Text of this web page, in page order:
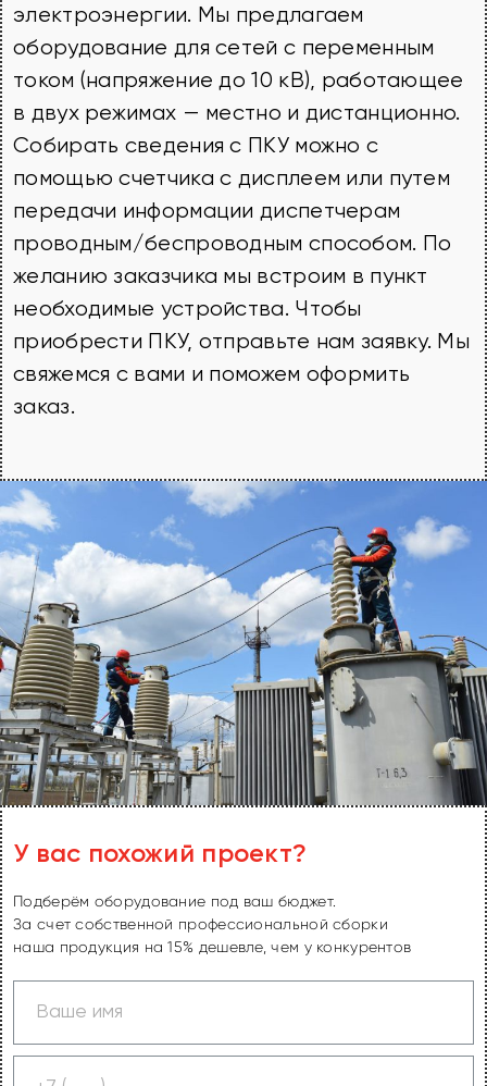
электроэнергии. Мы предлагаем
оборудование для сетей с переменным
током (напряжение до 10 кВ), работающее
в двух режимах — местно и дистанционно.
Собирать сведения с ПКУ можно с
помощью счетчика с дисплеем или путем
передачи информации диспетчерам
проводным/беспроводным способом. По
желанию заказчика мы встроим в пункт
необходимые устройства. Чтобы
приобрести ПКУ, отправьте нам заявку. Мы
свяжемся с вами и поможем оформить
заказ.
У вас похожий проект?
Подберём оборудование под ваш бюджет.
За счет собственной профессиональной сборки
наша продукция на 15% дешевле, чем у конкурентов